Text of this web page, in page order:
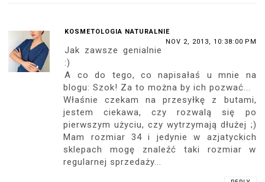
KOSMETOLOGIA NATURALNIE
NOV 2, 2013, 10:38:00 PM
Jak zawsze genialnie
:)
A co do tego, co napisałaś u mnie na
blogu: Szok! Za to można by ich pozwać...
Właśnie czekam na przesyłkę z butami,
jestem ciekawa, czy rozwalą się po
pierwszym użyciu, czy wytrzymają dłużej ;)
Mam rozmiar 34 i jedynie w azjatyckich
sklepach mogę znaleźć taki rozmiar w
regularnej sprzedaży...